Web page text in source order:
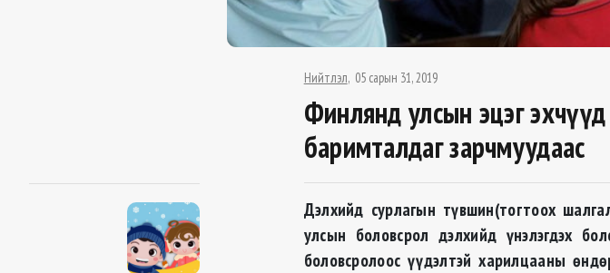
Нийтлэл 05 сарын 31, 2019
Финлянд улсын эцэг
баримталдаг зарчмуудаас
Дэлхийд сурлагын түвшин(тогтоох
улсын боловсрол дэлхийд үнэлэгдэх
боловсролоос үүдэлтэй харилцааны